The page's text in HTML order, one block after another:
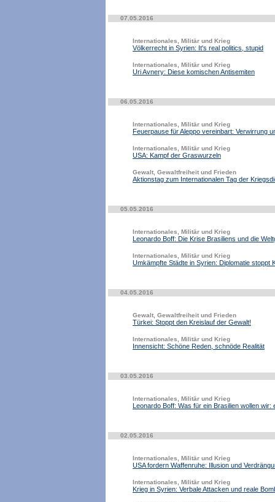
07.05.2016
Internationales, Militär und Krieg
Völkerrecht in Syrien: It's real politics, stupid
Internationales, Militär und Krieg
Uri Avnery: Diese komischen Antisemiten
06.05.2016
Internationales, Militär und Krieg
Feuerpause für Aleppo vereinbart: Verwirrung
Internationales, Militär und Krieg
USA: Kampf der Graswurzeln
Gewalt, Gewaltfreiheit und Frieden
Aktionstag zum Internationalen Tag der
05.05.2016
Internationales, Militär und Krieg
Leonardo Boff: Die Krise Brasiliens und die
Internationales, Militär und Krieg
Umkämpfte Städte in Syrien: Diplomatie stoppt
04.05.2016
Gewalt, Gewaltfreiheit und Frieden
Türkei: Stoppt den Kreislauf der Gewalt!
Internationales, Militär und Krieg
Innensicht: Schöne Reden, schnöde Realität
03.05.2016
Internationales, Militär und Krieg
Leonardo Boff: Was für ein Brasilien wollen
02.05.2016
Internationales, Militär und Krieg
USA fordern Waffenruhe: Illusion und
Internationales, Militär und Krieg
Krieg in Syrien: Verbale Attacken und reale